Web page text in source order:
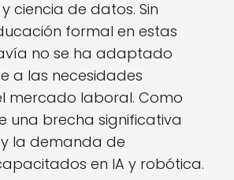
ciencia de datos. Sin
formal en estas
no se ha adaptado
a las necesidades
mercado laboral. Como
una brecha significativa
la demanda de
en IA y robótica.